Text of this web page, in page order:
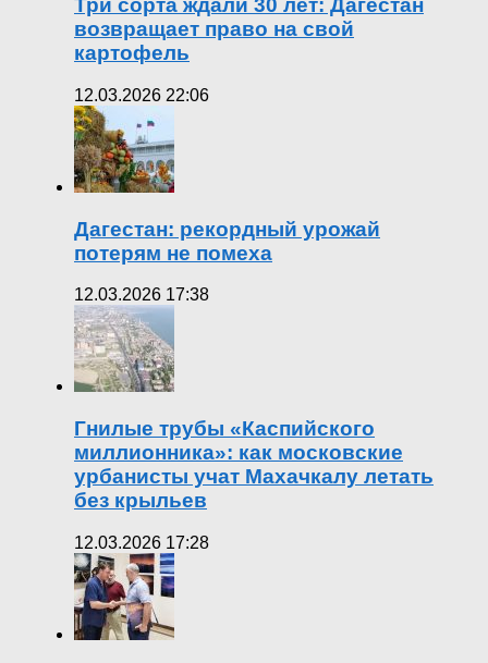
Три сорта ждали 30 лет: Дагестан
возвращает право на свой
картофель
12.03.2026 22:06
Дагестан: рекордный урожай
потерям не помеха
12.03.2026 17:38
Гнилые трубы «Каспийского
миллионника»: как московские
урбанисты учат Махачкалу летать
без крыльев
12.03.2026 17:28